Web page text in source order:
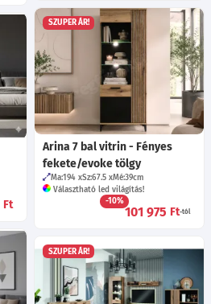
SZUPER ÁR!
Arina 7 bal vitrin - Fényes
fekete/evoke tölgy
Ma:194 Sz:67.5 Mé:39cm
Választható led világítás!
-10%
101 975 Ft-tól
Ft
SZUPER ÁR!